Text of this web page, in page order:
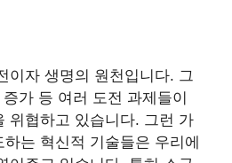
이자 생명의 원천입니다. 그
가 등 여러 도전 과제들이
위협하고 있습니다. 그런 가
는 혁신적 기술들은 우리에